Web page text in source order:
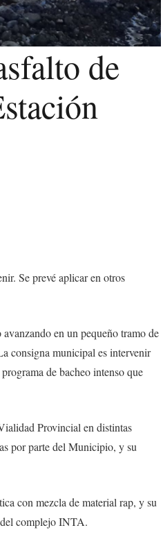
de
Se prevé aplicar en otros
en un pequeño tramo de
consigna municipal es intervenir
de bacheo intenso que
Provincial en distintas
por parte del Municipio, y su
con mezcla de material rap, y su
del complejo INTA.